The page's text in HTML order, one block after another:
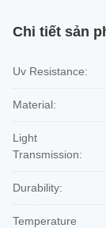
Chi tiết sản
Uv Resistance:
Material:
Light
Transmission:
Durability:
Temperature